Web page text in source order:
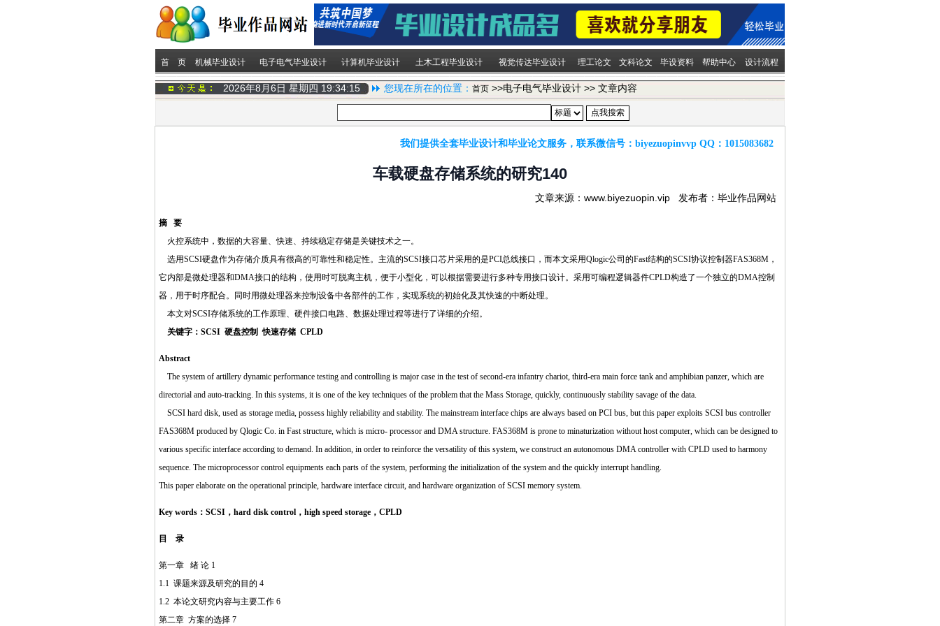
首 页 机械毕业设计 电子电气毕业设计 计算机毕业设计 土木工程毕业设计 视觉传达毕业设计 理工论文 文科论文 毕设资料 帮助中心 设计流程
2026年8月6日 星期四 19:34:16 您现在所在的位置： 首页 >>电子电气毕业设计 >> 文章内容
我们提供全套毕业设计和毕业论文服务，联系微信号： biyezuopinvvp QQ： 1015083682
车载硬盘存储系统的研究140
文章来源：www.biyezuopin.vip 发布者：毕业作品网站
摘 要
火控系统中，数据的大容量、快速、持续稳定存储是关键技术之一。
选用SCSI硬盘作为存储介质具有很高的可靠性和稳定性。主流的SCSI接口芯片采用的是PCI总线接口，而本文采用Qlogic公司的Fast结构的SCSI协议控制器FAS368M，
它内部是微处理器和DMA接口的结构，使用时可脱离主机，便于小型化，可以根据需要进行多种专用接口设计。采用可编程逻辑器件CPLD构造了一个独立的DMA控制
器，用于时序配合。同时用微处理器来控制设备中各部件的工作，实现系统的初始化及其快速的中断处理。
本文对SCSI存储系统的工作原理、硬件接口电路、数据处理过程等进行了详细的介绍。
关键字：SCSI 硬盘控制 快速存储 CPLD
Abstract
The system of artillery dynamic performance testing and controlling is major case in the test of second-era infantry chariot, third-era main force tank and amphibian panzer, which are
directorial and auto-tracking. In this systems, it is one of the key techniques of the problem that the Mass Storage, quickly, continuously stability savage of the data.
SCSI hard disk, used as storage media, possess highly reliability and stability. The mainstream interface chips are always based on PCI bus, but this paper exploits SCSI bus controller
FAS368M produced by Qlogic Co. in Fast structure, which is micro- processor and DMA structure. FAS368M is prone to minaturization without host computer, which can be designed to
various specific interface according to demand. In addition, in order to reinforce the versatility of this system, we construct an autonomous DMA controller with CPLD used to harmony
sequence. The microprocessor control equipments eachparts of the system, performing the initialization of the system and the quickly interrupt handling.
This paper elaborate on the operational principle, hardware interface circuit, and hardware organization of SCSI memory system.
Key words：SCSI，hard disk control，high speed storage，CPLD
目 录
第一章 绪 论 1
1.1 课题来源及研究的目的 4
1.2 本论文研究内容与主要工作 6
第二章 方案的选择 7